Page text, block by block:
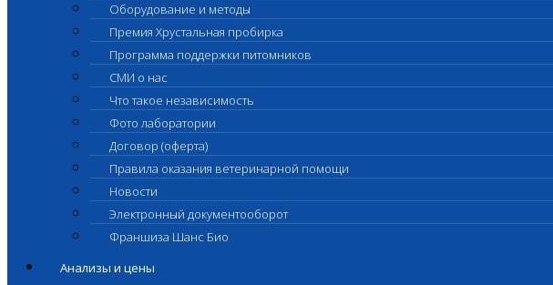
Оборудование и методы
Премия Хрустальная пробирка
Программа поддержки питомников
СМИ о нас
Что такое независимость
Фото лаборатории
Договор (оферта)
Правила оказания ветеринарной помощи
Новости
Электронный документооборот
Франшиза Шанс Био
Анализы и цены